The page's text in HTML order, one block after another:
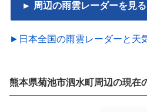
► 周辺の雨雲レーダーを見る
►日本全国の雨雲レーダーと天
熊本県菊池市泗水町周辺の現在